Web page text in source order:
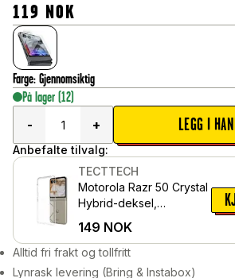
119 NOK
Farge: Gjennomsiktig
På lager (12)
-
+ LEGG I
Anbefalte tilvalg:
TECTTECH
Motorola Razr 50 Crystal
Hybrid-deksel,
149 NOK
Alltid fri frakt og tollfritt
Lynrask levering (Bring & Instabox)